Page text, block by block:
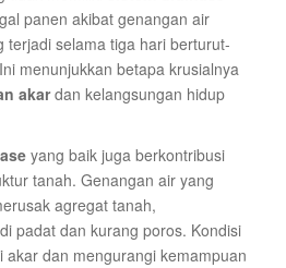
panen akibat genangan air
terjadi selama tiga hari berturut-
menunjukkan betapa krusialnya
akardan kelangsungan hidup
yang baik juga berkontribusi
tanah. Genangan air yang
agregat tanah,
padat dan kurang poros. Kondisi
dan mengurangi kemampuan